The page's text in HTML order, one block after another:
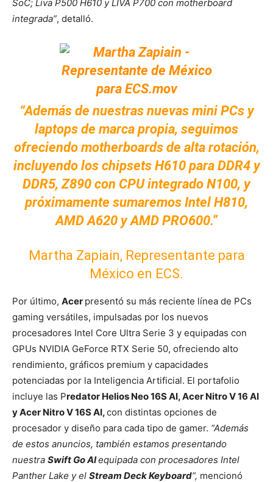
SoC; Liva P500 H610 y LIVA P700 con motherboard
integrada”, detalló.
“Además de nuestras nuevas mini PCs y
laptops de marca propia, seguimos
ofreciendo motherboards de alta rotación,
incluyendo los chipsets H610 para DDR4 y
DDR5, Z890 con CPU integrado N100, y
próximamente sumaremos Intel H810,
AMD A620 y AMD PRO600.”
Martha Zapiain, Representante para
México en ECS.
Por último, Acer presentó su más reciente línea de PCs
gaming versátiles, impulsadas por los nuevos
procesadores Intel Core Ultra Serie 3 y equipadas con
GPUs NVIDIA GeForce RTX Serie 50, ofreciendo alto
rendimiento, gráficos premium y capacidades
potenciadas por la Inteligencia Artificial. El portafolio
incluye las Predator Helios Neo 16S AI, Acer Nitro V 16 AI
y Acer Nitro V 16S AI,con distintas opciones de
procesador y diseño para cada tipo de gamer. “Además
de estos anuncios, también estamos presentando
nuestra Swift Go AIequipada con procesadores Intel
Panther Lake y el Stream Deck Keyboard”, mencionó